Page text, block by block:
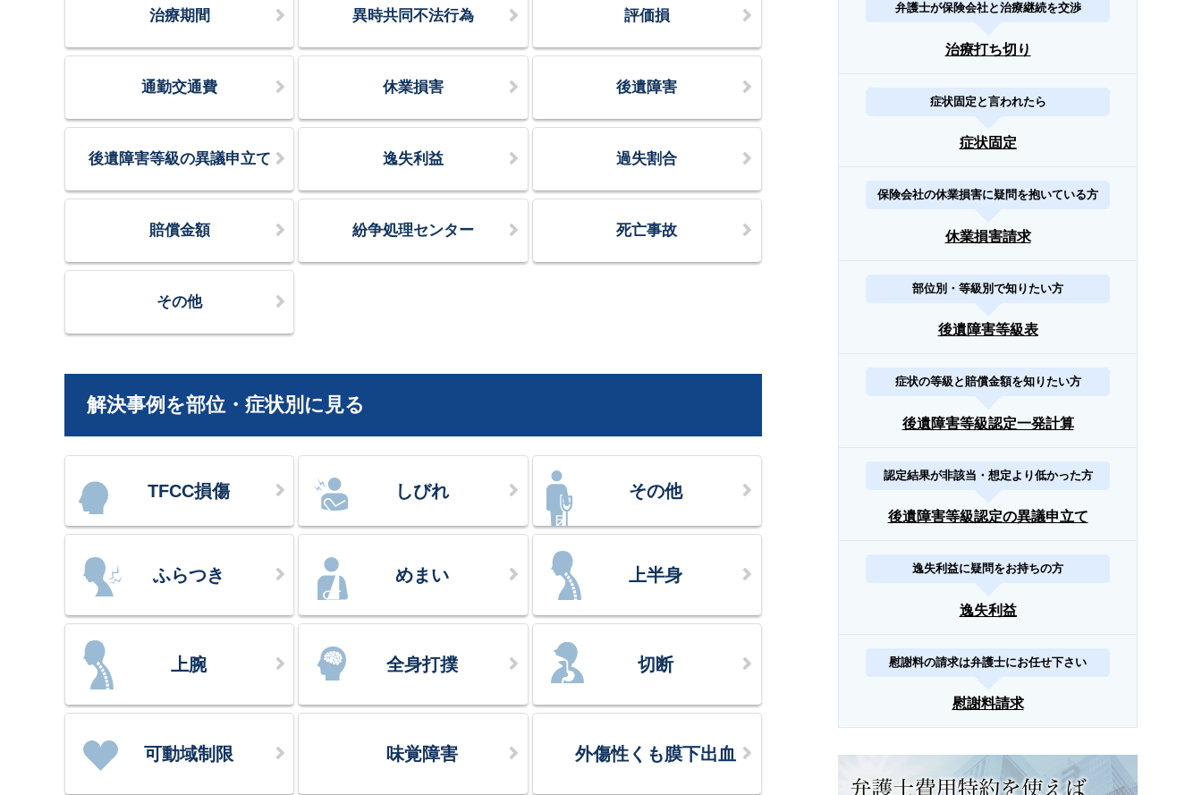
治療期間 異時共同不法行為 評価損
通勤交通費 休業損害 後遺障害
後遺障害等級の異議申立て 逸失利益 過失割合
賠償金額 紛争処理センター 死亡事故
その他
解決事例を部位・症状別に見る
TFCC損傷 しびれ その他
ふらつき めまい 上半身
上腕 全身打撲 切断
可動域制限 味覚障害 外傷性くも膜下出血
弁護士が保険会社と治療継続を交渉
治療打ち切り
症状固定と言われたら
症状固定
保険会社の休業損害に疑問を抱いている方
休業損害請求
部位別・等級別で知りたい方
後遺障害等級表
症状の等級と賠償金額を知りたい方
後遺障害等級認定一発計算
認定結果が非該当・想定より低かった方
後遺障害等級認定の異議申立て
逸失利益に疑問をお持ちの方
逸失利益
慰謝料の請求は弁護士にお任せ下さい
慰謝料請求